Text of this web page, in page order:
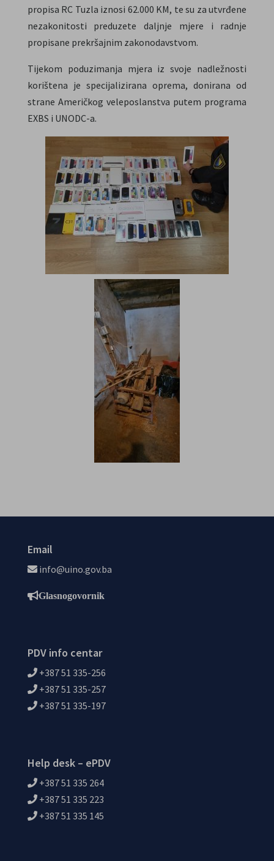
propisa RC Tuzla iznosi 62.000 KM, te su za utvrđene
nezakonitosti preduzete daljnje mjere i radnje
propisane prekršajnim zakonodavstvom.
Tijekom poduzimanja mjera iz svoje nadležnosti
korištena je specijalizirana oprema, donirana od
strane Američkog veleposlanstva putem programa
EXBS i UNODC-a.
Email
info@uino.gov.ba
Glasnogovornik
PDV info centar
+387 51 335-256
+387 51 335-257
+387 51 335-197
Help desk – ePDV
+387 51 335 264
+387 51 335 223
+387 51 335 145